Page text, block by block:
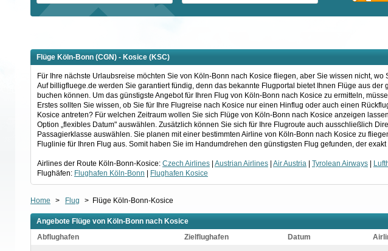
Flüge Köln-Bonn (CGN) - Kosice (KSC)
Für Ihre nächste Urlaubsreise möchten Sie von Köln-Bonn nach Kosice fliegen, aber Sie wissen nicht,
Auf billigfluege.de werden Sie garantiert fündig, denn das bekannte Flugportal bietet Ihnen Flüge aus
buchen können. Um das günstigste Angebot für Ihren Flug von Köln-Bonn nach Kosice zu ermitteln,
Erstes sollten Sie wissen, ob Sie für Ihre Flugreise nach Kosice nur einen Hinflug oder auch einen
Kosice antreten? Für welchen Zeitraum wollen Sie sich Flüge von Köln-Bonn nach Kosice anzeigen
Option „flexibles Datum" auswählen. Zusätzlich können Sie sich für Ihre Flugroute auch ausschließlich
Passagierklasse auswählen. Sie planen mit einer bestimmten Airline von Köln-Bonn nach Kosice zu
Fluglinie für Ihren Flug aus. Somit haben Sie im Handumdrehen den günstigsten Flug gefunden, der
Airlines der Route Köln-Bonn-Kosice: Czech Airlines| Austrian Airlines| Air Austria| Tyrolean Airways|
Flughäfen: Flughafen Köln-Bonn Flughafen Kosice
Home > Flug > Flüge Köln-Bonn-Kosice
Angebote Flüge von Köln-Bonn nach Kosice
Abflughafen
Zielflughafen Datum